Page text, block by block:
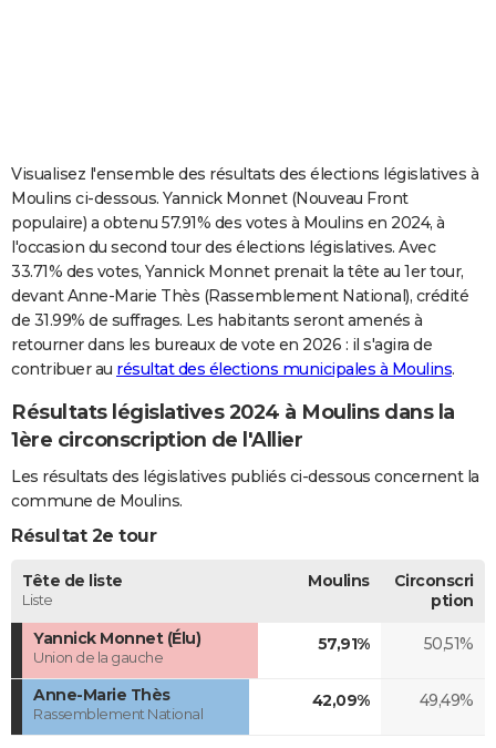
Carte de Noël
Carte Bonne année
Carte Saint-Valentin
Carte Pâques
Carte d'anniversaire
DICTIONNAIRE
Dictionnaire
Biographies
Citations
Expressions
Proverbes
PROGRAMME TV
COPAINS D'AVANT
S'inscrire
Se connecter
Lycées
Collèges
Primaires
Universités
Entreprises
Service militaire
Avis de recherche
AVIS DE DÉCÈS
Visualisez l'ensemble des résultats des élections législatives à
Moulins ci-dessous. Yannick Monnet (Nouveau Front
populaire) a obtenu 57.91% des votes à Moulins en 2024, à
l'occasion du second tour des élections législatives. Avec
33.71% des votes, Yannick Monnet prenait la tête au 1er tour,
devant Anne-Marie Thès (Rassemblement National), crédité
de 31.99% de suffrages. Les habitants seront amenés à
retourner dans les bureaux de vote en 2026 : il s'agira de
contribuer au résultat des élections municipales à Moulins.
Résultats législatives 2024 à Moulins dans la
1ère circonscription de l'Allier
Les résultats des législatives publiés ci-dessous concernent la
commune de Moulins.
Résultat 2e tour
Tête de liste
Liste
Moulins
Circonscri
ption
Yannick Monnet (Élu)
Union de la gauche
57,91% 50,51%
Anne-Marie Thès
Rassemblement National
42,09% 49,49%